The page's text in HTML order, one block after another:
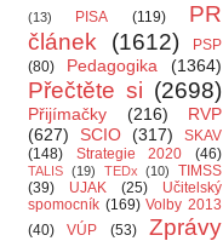
(13)
PISA (119)
PR
článek
(1612)
PSP
(80)
Pedagogika (1364)
Přečtěte si (2698)
Přijímačky (216)
RVP
(627)
SCIO (317)
SKAV
(148)
Strategie 2020 (46)
TALIS (19) TEDx (10)
TIMSS
(39)
UJAK (25)
Učitelský
spomocník (169) Volby 2013
(40)
VÚP (53)
Zprávy